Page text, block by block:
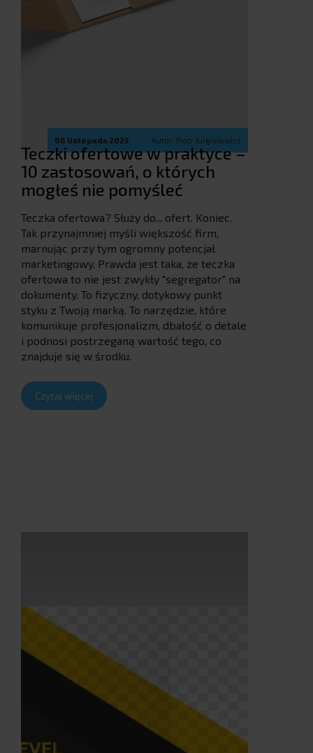
06 listopada 2025 Autor: Piotr Jurgielewicz
Teczki ofertowe w praktyce –
10 zastosowań, o których
mogłeś nie pomyśleć
Teczka ofertowa? Służy do... ofert. Koniec.
Tak przynajmniej myśli większość firm,
marnując przy tym ogromny potencjał
marketingowy. Prawda jest taka, że teczka
ofertowa to nie jest zwykły "segregator" na
dokumenty. To fizyczny, dotykowy punkt
styku z Twoją marką. To narzędzie, które
komunikuje profesjonalizm, dbałość o detale
i podnosi postrzeganą wartość tego, co
znajduje się w środku.
Czytaj więcej